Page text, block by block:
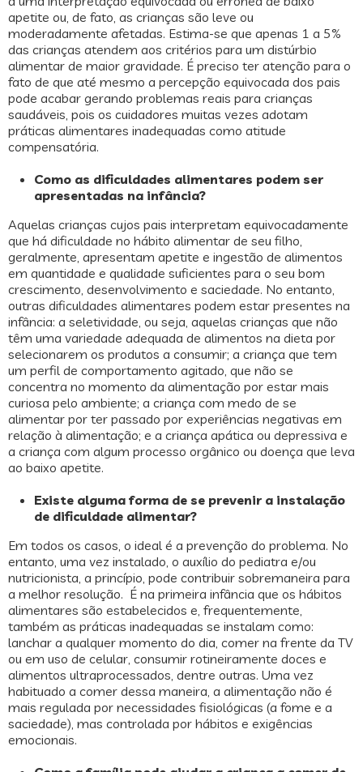
apetite ou, de fato, as crianças são leve ou
moderadamente afetadas. Estima-se que apenas 1 a 5%
das crianças atendem aos critérios para um distúrbio
alimentar de maior gravidade. É preciso ter atenção para o
fato de que até mesmo a percepção equivocada dos pais
pode acabar gerando problemas reais para crianças
saudáveis, pois os cuidadores muitas vezes adotam
práticas alimentares inadequadas como atitude
compensatória.
Como as dificuldades alimentares podem ser
apresentadas na infância?
Aquelas crianças cujos pais interpretam equivocadamente
que há dificuldade no hábito alimentar de seu filho,
geralmente, apresentam apetite e ingestão de alimentos
em quantidade e qualidade suficientes para o seu bom
crescimento, desenvolvimento e saciedade. No entanto,
outras dificuldades alimentares podem estar presentes na
infância: a seletividade, ou seja, aquelas crianças que não
têm uma variedade adequada de alimentos na dieta por
selecionarem os produtos a consumir; a criança que tem
um perfil de comportamento agitado, que não se
concentra no momento da alimentação por estar mais
curiosa pelo ambiente; a criança com medo de se
alimentar por ter passado por experiências negativas em
relação à alimentação; e a criança apática ou depressiva e
a criança com algum processo orgânico ou doença que leva
ao baixo apetite.
Existe alguma forma de se prevenir a instalação
de dificuldade alimentar?
Em todos os casos, o ideal é a prevenção do problema. No
entanto, uma vez instalado, o auxílio do pediatra e/ou
nutricionista, a princípio, pode contribuir sobremaneira para
a melhor resolução. É na primeira infância que os hábitos
alimentares são estabelecidos e, frequentemente,
também as práticas inadequadas se instalam como:
lanchar a qualquer momento do dia, comer na frente da TV
ou em uso de celular, consumir rotineiramente doces e
alimentos ultraprocessados, dentre outras. Uma vez
habituado a comer dessa maneira, a alimentação não é
mais regulada por necessidades fisiológicas (a fome e a
saciedade), mas controlada por hábitos e exigências
emocionais.